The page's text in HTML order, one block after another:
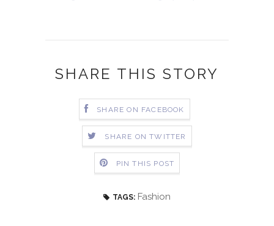
SHARE THIS STORY
SHARE ON FACEBOOK
SHARE ON TWITTER
PIN THIS POST
TAGS: Fashion